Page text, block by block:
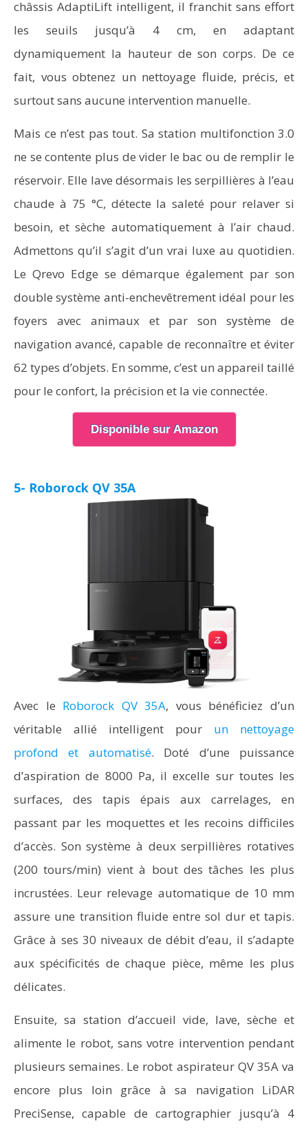
châssis AdaptiLift intelligent, il franchit sans effort
les seuils jusqu’à 4 cm, en adaptant
dynamiquement la hauteur de son corps. De ce
fait, vous obtenez un nettoyage fluide, précis, et
surtout sans aucune intervention manuelle.
Mais ce n’est pas tout. Sa station multifonction 3.0
ne se contente plus de vider le bac ou de remplir le
réservoir. Elle lave désormais les serpillières à l’eau
chaude à 75 °C, détecte la saleté pour relaver si
besoin, et sèche automatiquement à l’air chaud.
Admettons qu’il s’agit d’un vrai luxe au quotidien.
Le Qrevo Edge se démarque également par son
double système anti-enchevêtrement idéal pour les
foyers avec animaux et par son système de
navigation avancé, capable de reconnaître et éviter
62 types d’objets. En somme, c’est un appareil taillé
pour le confort, la précision et la vie connectée.
Disponible sur Amazon
5- Roborock QV 35A
Avec le Roborock QV 35A, vous bénéficiez d’un
véritable allié intelligent pour un nettoyage
profond et automatisé. Doté d’une puissance
d’aspiration de 8000 Pa, il excelle sur toutes les
surfaces, des tapis épais aux carrelages, en
passant par les moquettes et les recoins difficiles
d’accès. Son système à deux serpillières rotatives
(200 tours/min) vient à bout des tâches les plus
incrustées. Leur relevage automatique de 10 mm
assure une transition fluide entre sol dur et tapis.
Grâce à ses 30 niveaux de débit d’eau, il s’adapte
aux spécificités de chaque pièce, même les plus
délicates.
Ensuite, sa station d’accueil vide, lave, sèche et
alimente le robot, sans votre intervention pendant
plusieurs semaines. Le robot aspirateur QV 35A va
encore plus loin grâce à sa navigation LiDAR
PreciSense, capable de cartographier jusqu’à 4